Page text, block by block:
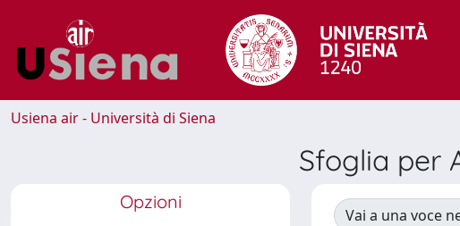
Usiena air - Università di Siena
Sfoglia per
Opzioni
Vai a una voce